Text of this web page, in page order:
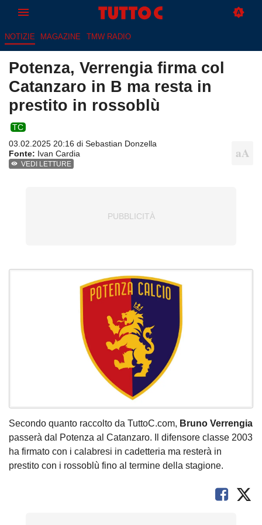
NOTIZIE MAGAZINE TMW RADIO
Potenza, Verrengia firma col
Catanzaro in B ma resta in
prestito in rossoblù
TC
03.02.2025 20:16 di Sebastian Donzella
Fonte: Ivan Cardia
VEDI LETTURE
Secondo quanto raccolto da TuttoC.com, Bruno Verrengia
passerà dal Potenza al Catanzaro. Il difensore classe 2003
ha firmato con i calabresi in cadetteria ma resterà in
prestito con i rossoblù fino al termine della stagione.